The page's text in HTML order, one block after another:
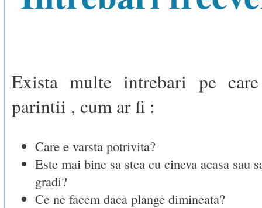
Exista multe intrebari pe
parintii , cum ar fi :
Care e varsta potrivita?
Este mai bine sa stea cu cineva acasa sau
gradi?
Ce ne facem daca plange dimineata?